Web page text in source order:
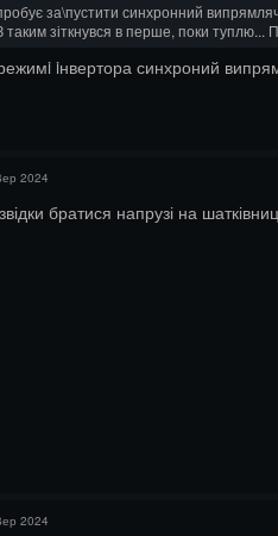
за\пустити синхронний
таким зіткнувся в перше, поки туплю...
iнвертора синхроний
2024
братися напрузі на
2024